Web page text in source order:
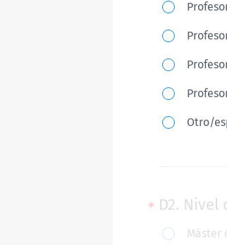
Otro/
D2. Nivel
D2.
Máster